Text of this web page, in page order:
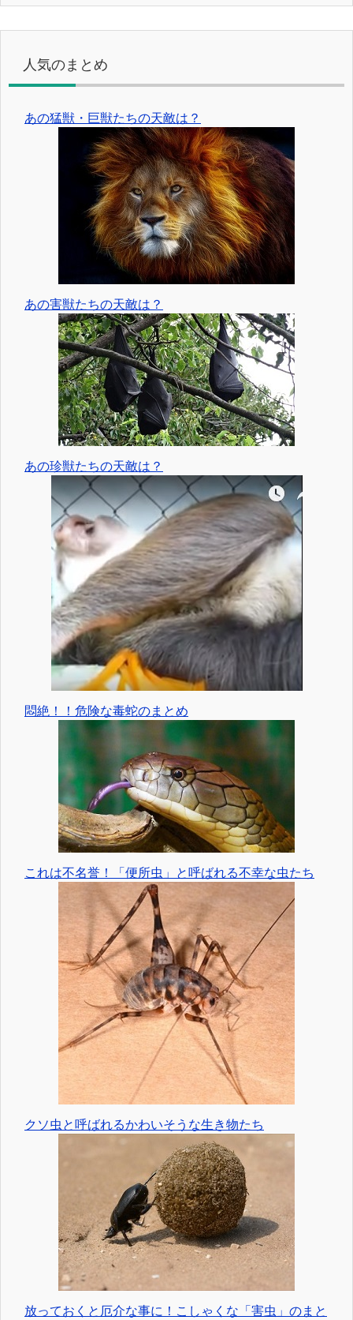
人気のまとめ
あの猛獣・巨獣たちの天敵は？
あの害獣たちの天敵は？
あの珍獣たちの天敵は？
悶絶！！危険な毒蛇のまとめ
これは不名誉！「便所虫」と呼ばれる不幸な虫たち
クソ虫と呼ばれるかわいそうな生き物たち
放っておくと厄介な事に！こしゃくな「害虫」のまと